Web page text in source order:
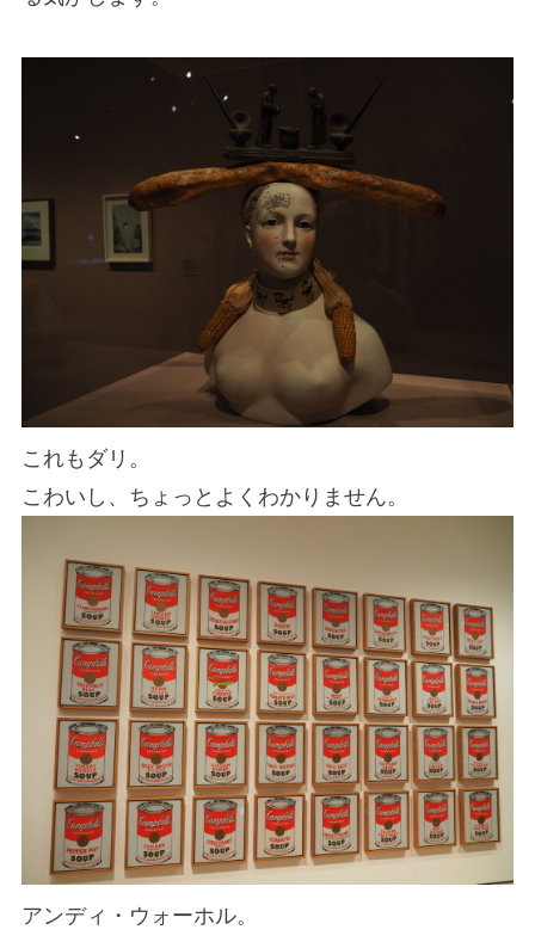
これもダリ。
こわいし、ちょっとよくわかりません。
アンディ・ウォーホル。